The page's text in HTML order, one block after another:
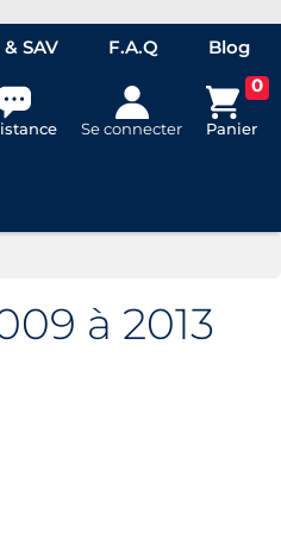
SAV F.A.Q Blog
Se connecter
0
Panier
à 2013